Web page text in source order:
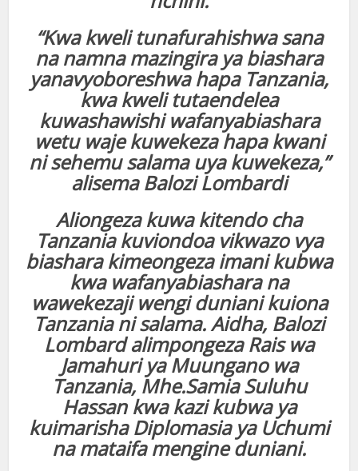
“Kwa kweli tunafurahishwa sana
na namna mazingira ya biashara
yanavyoboreshwa hapa Tanzania,
kwa kweli tutaendelea
kuwashawishi wafanyabiashara
wetu waje kuwekeza hapa kwani
ni sehemu salama uya kuwekeza,”
alisema Balozi Lombardi
Aliongeza kuwa kitendo cha
Tanzania kuviondoa vikwazo vya
biashara kimeongeza imani kubwa
kwa wafanyabiashara na
wawekezaji wengi duniani kuiona
Tanzania ni salama. Aidha, Balozi
Lombard alimpongeza Rais wa
Jamahuri ya Muungano wa
Tanzania, Mhe.Samia Suluhu
Hassan kwa kazi kubwa ya
kuimarisha Diplomasia ya Uchumi
na mataifa mengine duniani.